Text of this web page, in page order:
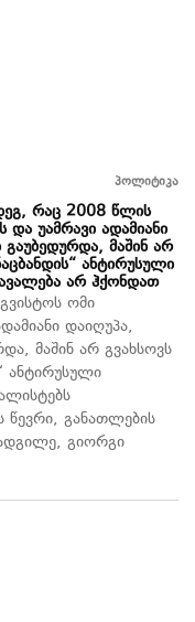
პოლიტიკა
რაც 2008 წლის
უამრავი ადამიანი
მაშინ არ
ანტირუსული
არ ჰქონდათ
ომი
დაიღუპა,
მაშინ არ გვახსოვს
ანტირუსული
წევრი, განათლების
გიორგი